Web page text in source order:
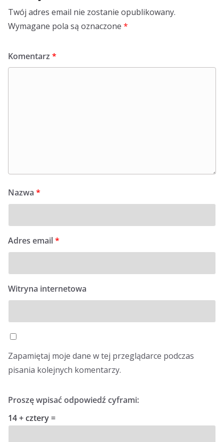
Twój adres email nie zostanie opublikowany.
Wymagane pola są oznaczone *
Komentarz *
Nazwa *
Adres email*
Witryna internetowa
Zapamiętaj moje dane w tej przeglądarce podczas
pisania kolejnych komentarzy.
Proszę wpisać odpowiedź cyframi:
14 + cztery =